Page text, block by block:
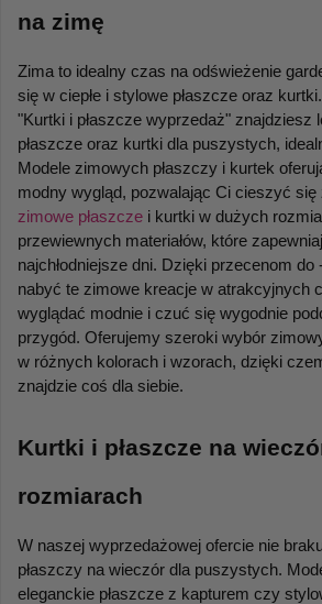
na zimę
Zima to idealny czas na odświeżenie
się w ciepłe i stylowe płaszcze oraz
"Kurtki i płaszcze wyprzedaż" znajdziesz
płaszcze oraz kurtki dla puszystych,
Modele zimowych płaszczy i kurtek
zimowe płaszcze i kurtki w dużych
przewiewnych materiałów, które
najchłodniejsze dni. Dzięki przecenom
nabyć te zimowe kreacje w atrakcyjnych
wyglądać modnie i czuć się wygodnie
przygód. Oferujemy szeroki wybór
w różnych kolorach i wzorach, dzięki
znajdzie coś dla siebie.
Kurtki i płaszcze na
rozmiarach
W naszej wyprzedażowej ofercie nie
płaszczy na wieczór dla puszystych.
eleganckie płaszcze z kapturem czy